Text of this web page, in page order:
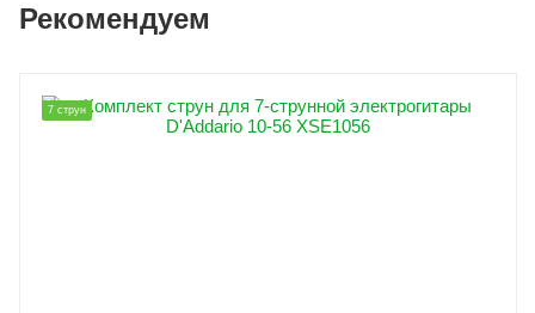
Рекомендуем
7 струн